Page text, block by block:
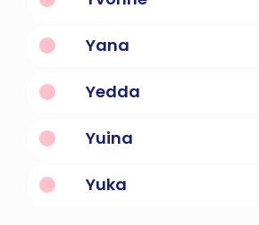
Yana
Yedda
Yuina
Yuka